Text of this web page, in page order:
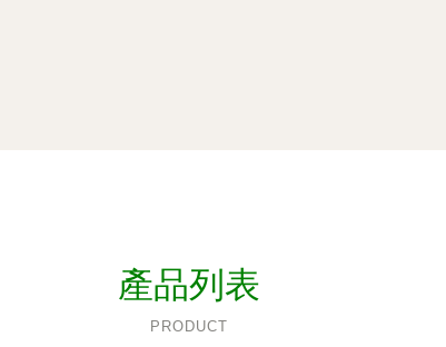
產品列表
PRODUCT